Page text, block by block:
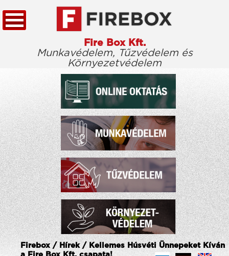
Fire Box Kft.
Munkavédelem, Tűzvédelem és
Környezetvédelem
KEZDŐLAP
TÖRVÉNYTÁR
CÉGÜNKRŐL
KIEMELT ÜGYFELEINK
ELÉRHETŐSÉG
Firebox / Hírek / Kellemes Húsvéti Ünnepeket Kíván